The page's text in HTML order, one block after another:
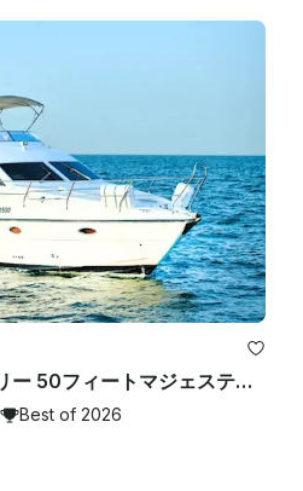
チャーターラグジュアリー 50フィートマジェスティヨット — ドバイマリーナでの3ベッドルーム、最大18名様まで
Best of 2026